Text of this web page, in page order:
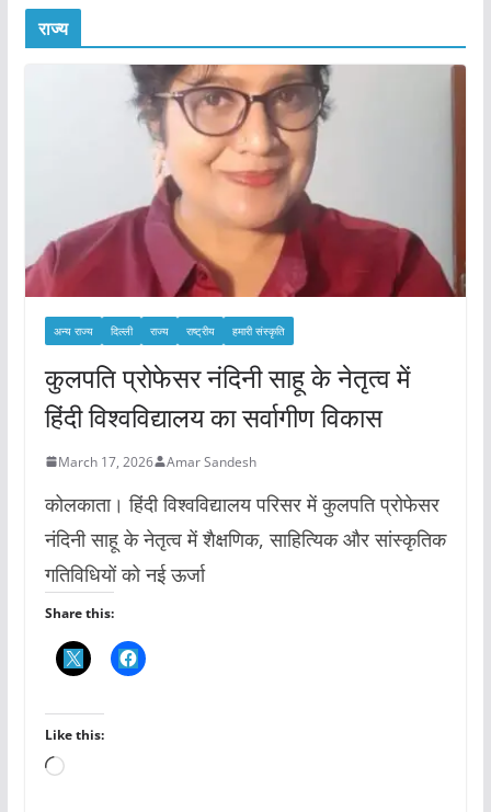
राज्य
अन्य राज्य दिल्ली राज्य राष्ट्रीय हमारी संस्कृति
कुलपति प्रोफेसर नंदिनी साहू के नेतृत्व में
हिंदी विश्वविद्यालय का सर्वागीण विकास
March 17, 2026 Amar Sandesh
कोलकाता। हिंदी विश्वविद्यालय परिसर में कुलपति प्रोफेसर
नंदिनी साहू के नेतृत्व में शैक्षणिक, साहित्यिक और सांस्कृतिक
गतिविधियों को नई ऊर्जा
Share this:
Like this:
L